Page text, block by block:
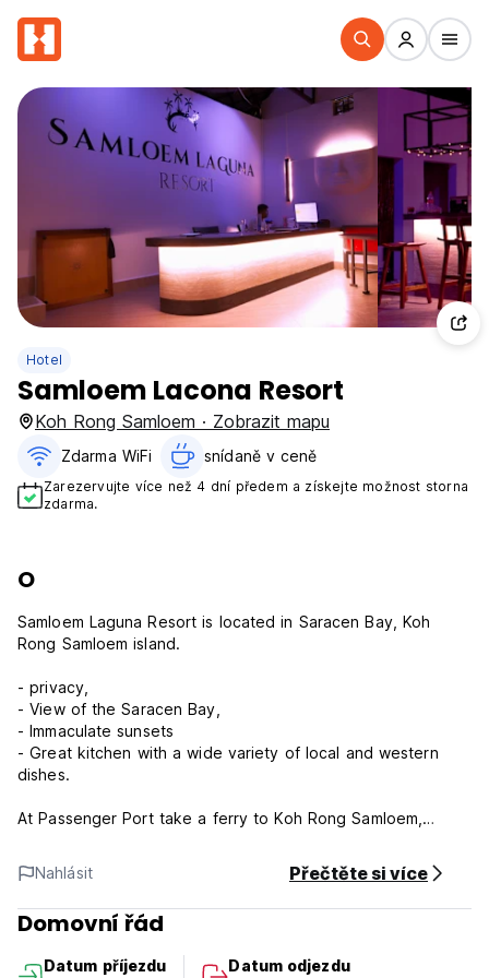
Hotel
Samloem Lacona Resort
Koh Rong Samloem · Zobrazit mapu
Zdarma WiFi snídaně v ceně‎
Zarezervujte více než 4 dní předem a získejte možnost storna
zdarma.
O
Samloem Laguna Resort is located in Saracen Bay, Koh
Rong Samloem island.
- privacy,
- View of the Saracen Bay,
- Immaculate sunsets
- Great kitchen with a wide variety of local and western
dishes.
At Passenger Port take a ferry to Koh Rong Samloem,
a reliable ferry company docking at the closest pier. Extra
bonus is free pickup from the arrival pier (weather
permitting).
Once you arrive at Saracen Bay you have an option to
pier. Closest arrival pier is about 15 minutes walk, the other
Nahlásit Přečtěte si více
Domovní řád
Datum příjezdu
Datum odjezdu